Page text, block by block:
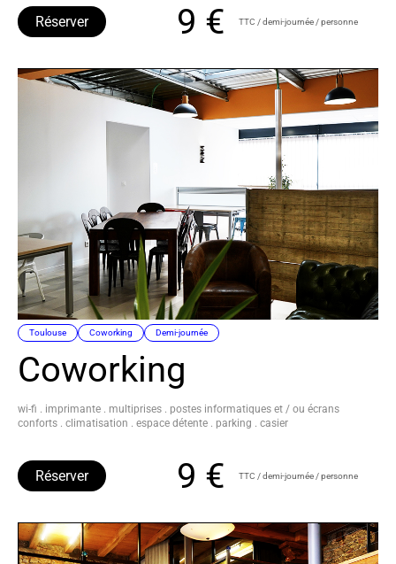
9 € TTC / demi-journée / personne
Réserver
Toulouse Coworking Demi-journée
Coworking
wi-fi . imprimante . multiprises . postes informatiques et / ou écrans
conforts . climatisation . espace détente . parking . casier
9 € TTC / demi-journée / personne
Réserver